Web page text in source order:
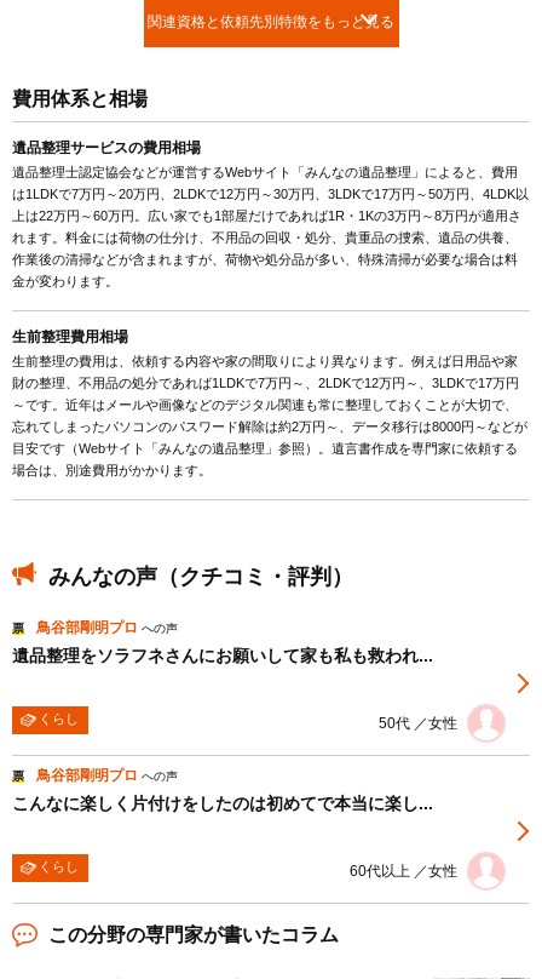
関連資格と依頼先別特徴をもっと見る
費用体系と相場
遺品整理サービスの費用相場
遺品整理士認定協会などが運営するWebサイト「みんなの遺品整理」によると、費用
は1LDKで7万円～20万円、2LDKで12万円～30万円、3LDKで17万円～50万円、4LDK以
上は22万円～60万円。広い家でも1部屋だけであれば1R・1Kの3万円～8万円が適用さ
れます。料金には荷物の仕分け、不用品の回収・処分、貴重品の捜索、遺品の供養、
作業後の清掃などが含まれますが、荷物や処分品が多い、特殊清掃が必要な場合は料
金が変わります。
生前整理費用相場
生前整理の費用は、依頼する内容や家の間取りにより異なります。例えば日用品や家
財の整理、不用品の処分であれば1LDKで7万円～、2LDKで12万円～、3LDKで17万円
～です。近年はメールや画像などのデジタル関連も常に整理しておくことが大切で、
忘れてしまったパソコンのパスワード解除は約2万円～、データ移行は8000円～などが
目安です（Webサイト「みんなの遺品整理」参照）。遺言書作成を専門家に依頼する
場合は、別途費用がかかります。
みんなの声（クチコミ・評判）
票 鳥谷部剛明プロ への声
遺品整理をソラフネさんにお願いして家も私も救われ...
くらし 50代 ／女性
票 鳥谷部剛明プロ への声
こんなに楽しく片付けをしたのは初めてで本当に楽し...
くらし 60代以上 ／女性
この分野の専門家が書いたコラム